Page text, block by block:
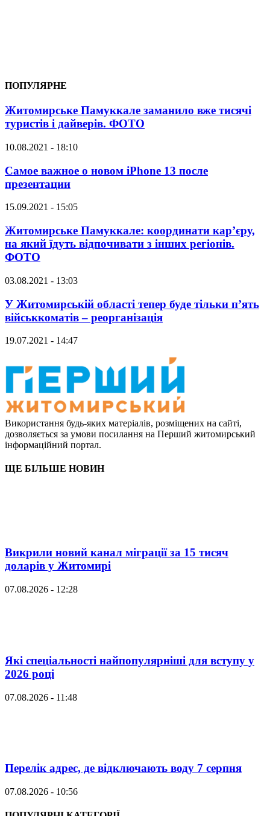
ПОПУЛЯРНЕ
Житомирське Памуккале заманило вже тисячі
туристів і дайверів. ФОТО
10.08.2021 - 18:10
Самое важное о новом iPhone 13 после
презентации
15.09.2021 - 15:05
Житомирське Памуккале: координати кар’єру,
на який їдуть відпочивати з інших регіонів.
ФОТО
03.08.2021 - 13:03
У Житомирській області тепер буде тільки п’ять
військкоматів – реорганізація
19.07.2021 - 14:47
Використання будь-яких матеріалів, розміщених на сайті,
дозволяється за умови посилання на Перший житомирський
інформаційний портал.
ЩЕ БІЛЬШЕ НОВИН
Викрили новий канал міграції за 15 тисяч
доларів у Житомирі
07.08.2026 - 12:28
Які спеціальності найпопулярніші для вступу у
2026 році
07.08.2026 - 11:48
Перелік адрес, де відключають воду 7 серпня
07.08.2026 - 10:56